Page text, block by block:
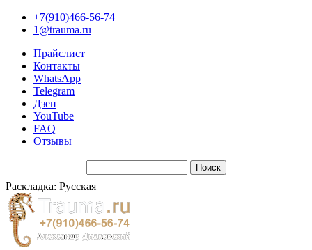
+7(910)466-56-74
1@trauma.ru
Прайслист
Контакты
WhatsApp
Telegram
Дзен
YouTube
FAQ
Отзывы
Раскладка: Русская